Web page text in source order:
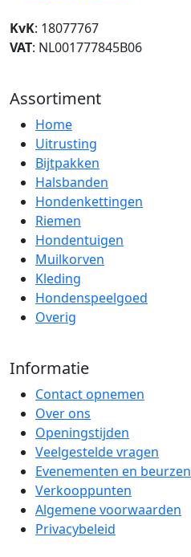
KvK: 18077767
VAT: NL001777845B06
Assortiment
Home
Uitrusting
Bijtpakken
Halsbanden
Hondenkettingen
Riemen
Hondentuigen
Muilkorven
Kleding
Hondenspeelgoed
Overig
Informatie
Contact opnemen
Over ons
Openingstijden
Veelgestelde vragen
Evenementen en beurzen
Verkooppunten
Algemene voorwaarden
Privacybeleid